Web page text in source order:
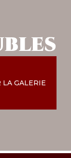
LA GALERIE